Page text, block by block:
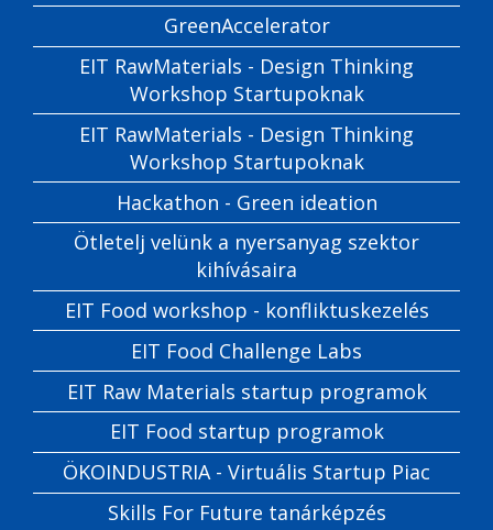
GreenAccelerator
EIT RawMaterials - Design Thinking
Workshop Startupoknak
EIT RawMaterials - Design Thinking
Workshop Startupoknak
Hackathon - Green ideation
Ötletelj velünk a nyersanyag szektor
kihívásaira
EIT Food workshop - konfliktuskezelés
EIT Food Challenge Labs
EIT Raw Materials startup programok
EIT Food startup programok
ÖKOINDUSTRIA - Virtuális Startup Piac
Skills For Future tanárképzés